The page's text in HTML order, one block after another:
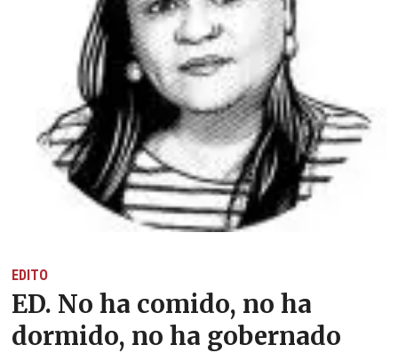
EDITO
ED. No ha comido, no ha
dormido, no ha gobernado